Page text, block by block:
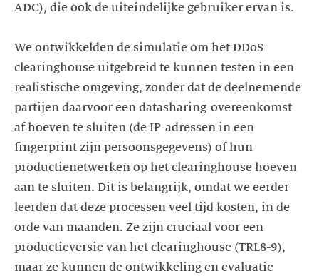
ADC), die ook de uiteindelijke gebruiker ervan is.
We ontwikkelden de simulatie om het DDoS-
clearinghouse uitgebreid te kunnen testen in een
realistische omgeving, zonder dat de deelnemende
partijen daarvoor een datasharing-overeenkomst
af hoeven te sluiten (de IP-adressen in een
fingerprint zijn persoonsgegevens) of hun
productienetwerken op het clearinghouse hoeven
aan te sluiten. Dit is belangrijk, omdat we eerder
leerden dat deze processen veel tijd kosten, in de
orde van maanden. Ze zijn cruciaal voor een
productieversie van het clearinghouse (TRL8-9),
maar ze kunnen de ontwikkeling en evaluatie